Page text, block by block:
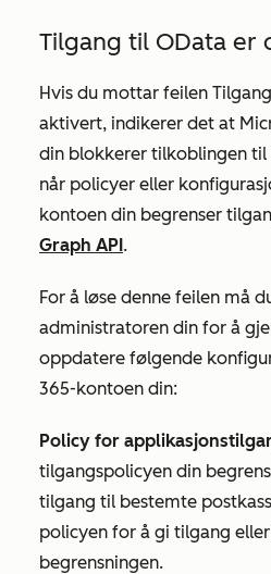
Tilgang til OData er
Hvis du mottar feilen
aktivert, indikerer det at
din blokkerer tilkoblingen til
når policyer eller
kontoen din begrenser
Graph API.
For å løse denne feilen må
administratoren din for å
oppdatere følgende
365-kontoen din:
Policy for
tilgangspolicyen din
tilgang til bestemte
policyen for å gi tilgang
begrensningen.